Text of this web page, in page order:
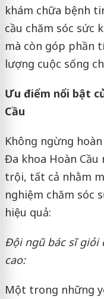
khám chữa bệnh
cầu chăm sóc sức
mà còn góp phần
lượng cuộc sống
Ưu điểm nổi bật
Cầu
Không ngừng
Đa khoa Hoàn
trội, tất cả nhằm
nghiệm chăm sóc
hiệu quả:
Đội ngũ bác sĩ giỏi
cao:
Một trong những